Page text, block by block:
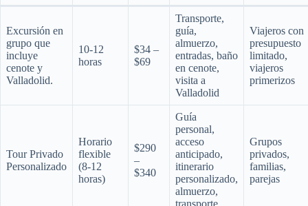
Excursión en
grupo que
incluye
cenote y
Valladolid.
10-12
horas
$34 –
$69
Transporte,
guía,
almuerzo,
entradas, baño
en cenote,
visita a
Valladolid
Viajeros con
presupuesto
limitado,
viajeros
primerizos
Tour Privado
Personalizado
Horario
flexible
(8-12
horas)
$290
–
$340
Guía
personal,
acceso
anticipado,
itinerario
personalizado,
almuerzo,
Grupos
privados,
familias,
parejas